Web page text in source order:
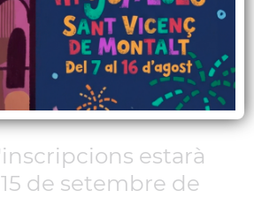
Concurs de
del
estarà
de setembre de